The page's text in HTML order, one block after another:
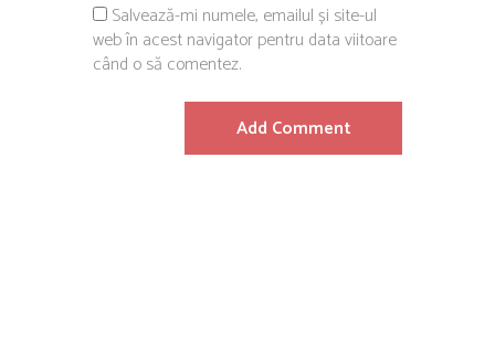
Salvează-mi numele, emailul și site-ul
web în acest navigator pentru data viitoare
când o să comentez.